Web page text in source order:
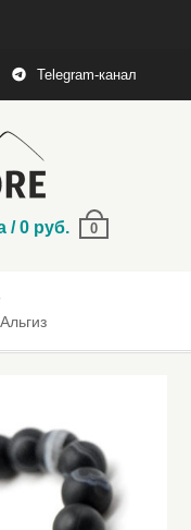
Telegram-канал
/0 руб. 0